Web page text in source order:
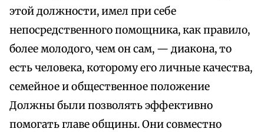
этой должности, имел при себе
непосредственного помощника, как правило,
более молодого, чем он сам, — диакона, то
есть человека, которому его личные качества,
семейное и общественное положение
Должны были позволять эффективно
помогать главе общины. Они совместно